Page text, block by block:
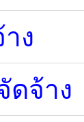
ง
ดจ้าง